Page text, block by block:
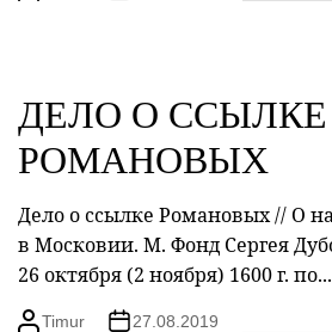
ДЕЛО О ССЫЛКЕ
РОМАНОВЫХ
Дело о ссылке Романовых // О
в Московии. М. Фонд Сергея
26 октября (2 ноября) 1600 г. по...
Timur 27.08.2019